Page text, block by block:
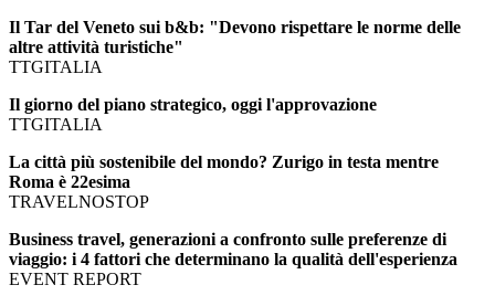
Il Tar del Veneto sui b&b: "Devono rispettare le norme delle
altre attività turistiche"
TTGITALIA
Il giorno del piano strategico, oggi l'approvazione
TTGITALIA
La città più sostenibile del mondo? Zurigo in testa mentre
Roma è 22esima
TRAVELNOSTOP
Business travel, generazioni a confronto sulle preferenze di
viaggio: i 4 fattori che determinano la qualità dell'esperienza
EVENT REPORT